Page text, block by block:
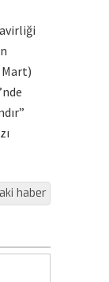
Mart)
haber